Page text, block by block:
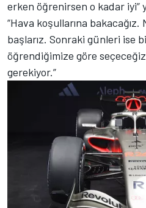
erken öğrenirsen o kadar iyi”
“Hava koşullarına
başlarız. Sonraki günleri ise
öğrendiğimize göre
gerekiyor.”